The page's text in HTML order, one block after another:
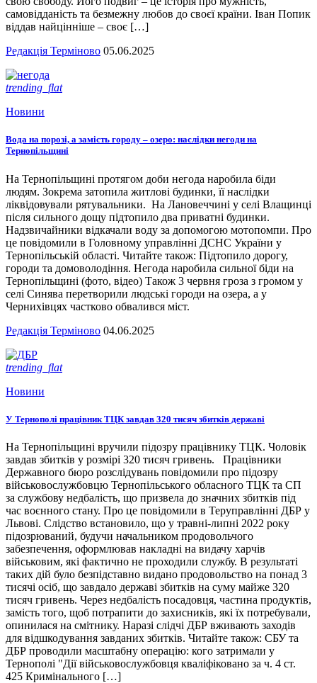
самовідданість та безмежну любов до своєї країни. Іван Попик
віддав найцінніше – своє […]
Редакція Терміново 05.06.2025
trending_flat
Новини
Вода на порозі, а замість городу – озеро: наслідки негоди на
Тернопільщині
На Тернопільщині протягом доби негода наробила біди
людям. Зокрема затопила житлові будинки, її наслідки
ліквідовували рятувальники. На Лановеччині у селі Влащинці
після сильного дощу підтопило два приватні будинки.
Надзвичайники відкачали воду за допомогою мотопомпи. Про
це повідомили в Головному управлінні ДСНС України у
Тернопільській області. Читайте також: Підтопило дорогу,
городи та домоволодіння. Негода наробила сильної біди на
Тернопільщині (фото, відео) Також 3 червня гроза з громом у
селі Синява перетворили людські городи на озера, а у
Чернихівцях частково обвалився міст.
Редакція Терміново 04.06.2025
trending_flat
Новини
У Тернополі працівник ТЦК завдав 320 тисяч збитків державі
На Тернопільщині вручили підозру працівнику ТЦК. Чоловік
завдав збитків у розмірі 320 тисяч гривень. Працівники
Державного бюро розслідувань повідомили про підозру
військовослужбовцю Тернопільського обласного ТЦК та СП
за службову недбалість, що призвела до значних збитків під
час воєнного стану. Про це повідомили в Теруправлінні ДБР у
Львові. Слідство встановило, що у травні-липні 2022 року
підозрюваний, будучи начальником продовольчого
забезпечення, оформлював накладні на видачу харчів
військовим, які фактично не проходили службу. В результаті
таких дій було безпідставно видано продовольство на понад 3
тисячі осіб, що завдало державі збитків на суму майже 320
тисяч гривень. Через недбалість посадовця, частина продуктів,
замість того, щоб потрапити до захисників, які їх потребували,
опинилася на смітнику. Наразі слідчі ДБР вживають заходів
для відшкодування завданих збитків. Читайте також: СБУ та
ДБР проводили масштабну операцію: кого затримали у
Тернополі "Дії військовослужбовця кваліфіковано за ч. 4 ст.
425 Кримінального […]